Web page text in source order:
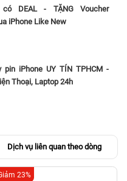
DEAL - TẶNG Voucher
iPhone Like New
iPhone UY TÍN TPHCM -
Thoại, Laptop 24h
Dịch vụ liên quan theo dòng
23%